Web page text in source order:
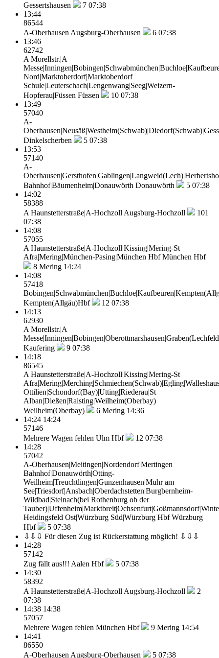
Gessertshausen
7 07:38
13:44
86544
A-Oberhausen Augsburg-Oberhausen 6 07:38
13:46
62742
A Morellstr.|A
Nord|Marktoberdorf|Marktoberdorf
Schule|Leuterschach|Lengenwang|Seeg|Weizern-
Hopferau|Füssen Füssen 10 07:38
13:49
57040
A-
Dinkelscherben
5 07:38
13:53
57140
A-
Bahnhof|Bäumenheim|Donauwörth Donauwörth 5 07:38
14:02
58388
A Haunstetterstraße|A-Hochzoll Augsburg-Hochzoll
101
07:38
14:08
57055
A Haunstetterstraße|A-Hochzoll|Kissing|Mering-St
Afra|Mering|München-Pasing|München HbfMünchen Hbf
8 Mering 14:24
14:08
57418
Kempten(Allgäu)Hbf
12 07:38
14:13
62930
A Morellstr.|A
Kaufering
9 07:38
14:18
86545
A Haunstetterstraße|A-Hochzoll|Kissing|Mering-St
Ottilien|Schondorf(Bay)|Utting|Riederau|St
Alban|Dießen|Raisting|Weilheim(Oberbay)
Weilheim(Oberbay)
6 Mering 14:36
14:24 14:24
57146
Mehrere Wagen fehlen Ulm Hbf 12 07:38
14:28
57042
A-Oberhausen|Meitingen|Nordendorf|Mertingen
Bahnhof|Donauwörth|Otting-
Weilheim|Treuchtlingen|Gunzenhausen|Muhr am
See|Triesdorf|Ansbach|Oberdachstetten|Burgbernheim-
Wildbad|Steinach(bei Rothenburg ob der
Heidingsfeld Ost|Würzburg Süd|Würzburg HbfWürzburg
Hbf
5 07:38
⇩⇩⇩ Für diesen Zug ist Rückerstattung möglich! ⇩⇩⇩
14:28
57142
Zug fällt aus!!! Aalen Hbf 5 07:38
14:30
58392
A Haunstetterstraße|A-Hochzoll Augsburg-Hochzoll
2
07:38
14:38 14:38
57057
Mehrere Wagen fehlen München Hbf 9 Mering 14:54
14:41
86550
A-Oberhausen Augsburg-Oberhausen 5 07:38